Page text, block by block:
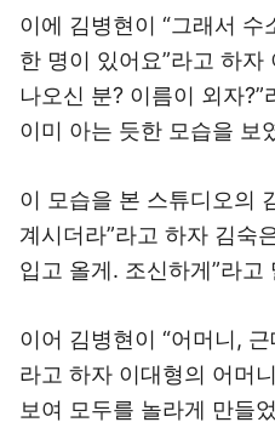
이에 김병현이 “그래서
한 명이 있어요”라고 하자
나오신 분? 이름이 외자
이미 아는 듯한 모습을 보
이 모습을 본 스튜디오의
계시더라”라고 하자 김숙
입고 올게. 조신하게”라
이어 김병현이 “어머니,
라고 하자 이대형의 어머
보여 모두를 놀라게 만들